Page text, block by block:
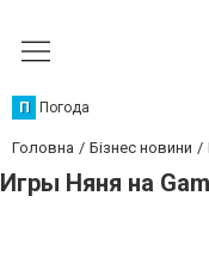
П Погода
Головна Бізнес новини
Игры Няня на